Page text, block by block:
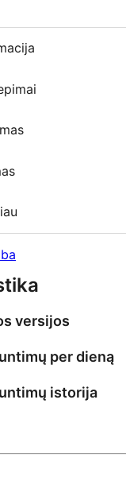
versijos
per dieną
istorija